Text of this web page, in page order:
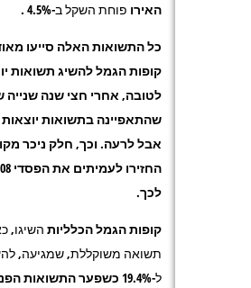
האירו פוחת השקל ב-4.5% .
כל התשואות האלה סייעו
קופות הגמל להשיג תשואות
שהתאפיינה בתשואות יוצאות
אבל לרעה. וכך, חלק ניכר
לכך.
קופות הגמל הכלליות השיגו,
תשואה משוקללת, שמגיעה,
ל-19.4%
כשפער התשואות